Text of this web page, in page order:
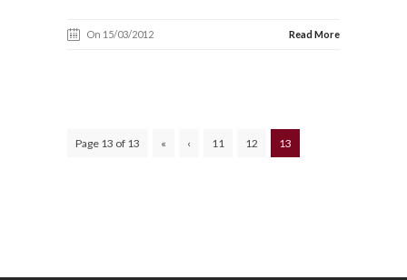
On 15/03/2012 Read More
Page 13 of 13 « ‹ 11 12 13